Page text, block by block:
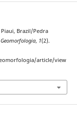
Brazil/Pedra
, 1(2).
article/view